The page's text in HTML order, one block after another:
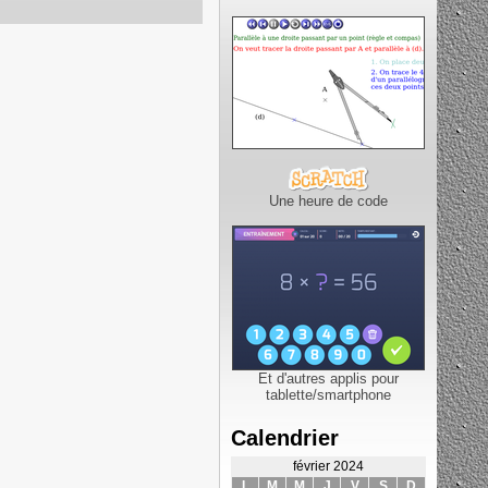
Une heure de code
Et d'autres applis pour
tablette/smartphone
Calendrier
février 2024